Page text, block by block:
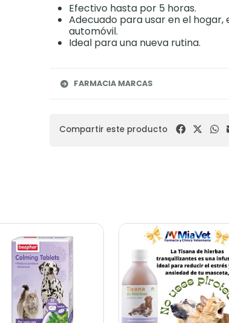
Efectivo hasta por 5 horas.
Adecuado para usar en el hogar,
automóvil.
Ideal para una nueva rutina.
FARMACIA MARCAS
Compartir este producto